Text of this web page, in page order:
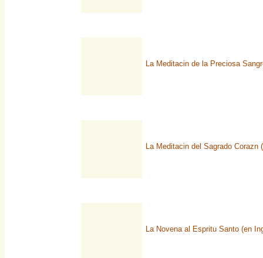
La Meditacin de la Preciosa
La Meditacin del Sagrado Corazn
La Novena al Espritu Santo (en